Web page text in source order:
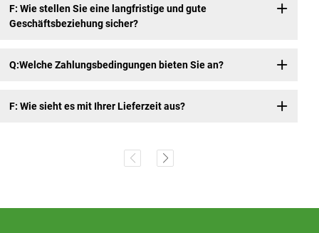
F: Wie stellen Sie eine langfristige und gute
Geschäftsbeziehung sicher?
Q:Welche Zahlungsbedingungen bieten Sie an?
F: Wie sieht es mit Ihrer Lieferzeit aus?